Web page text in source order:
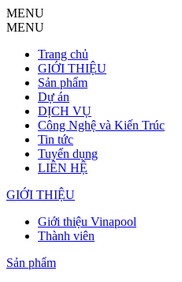
MENU
MENU
Trang chủ
GIỚI THIỆU
Sản phẩm
Dự án
DỊCH VỤ
Công Nghệ và Kiến Trúc
Tin tức
Tuyển dụng
LIÊN HỆ
GIỚI THIỆU
Giới thiệu Vinapool
Thành viên
Sản phẩm